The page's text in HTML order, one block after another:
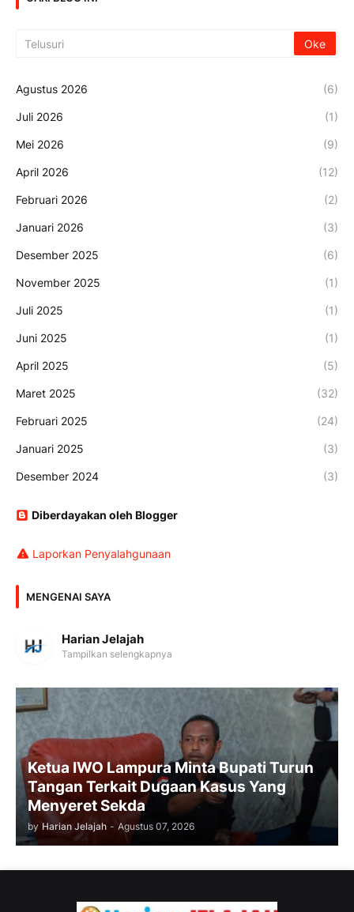
Agustus 2026 (6)
Juli 2026 (1)
Mei 2026 (9)
April 2026 (12)
Februari 2026 (2)
Januari 2026 (3)
Desember 2025 (6)
November 2025 (1)
Juli 2025 (1)
Juni 2025 (1)
April 2025 (5)
Maret 2025 (32)
Februari 2025 (24)
Januari 2025 (3)
Desember 2024 (3)
Diberdayakan oleh Blogger
Laporkan Penyalahgunaan
MENGENAI SAYA
Harian Jelajah
Tampilkan selengkapnya
Ketua IWO Lampura Minta Bupati Turun
Tangan Terkait Dugaan Kasus Yang
Menyeret Sekda
by Harian Jelajah - Agustus 07, 2026